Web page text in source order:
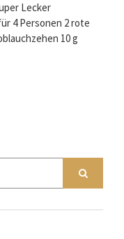
Lecker
4 Personen 2 rote
10 g